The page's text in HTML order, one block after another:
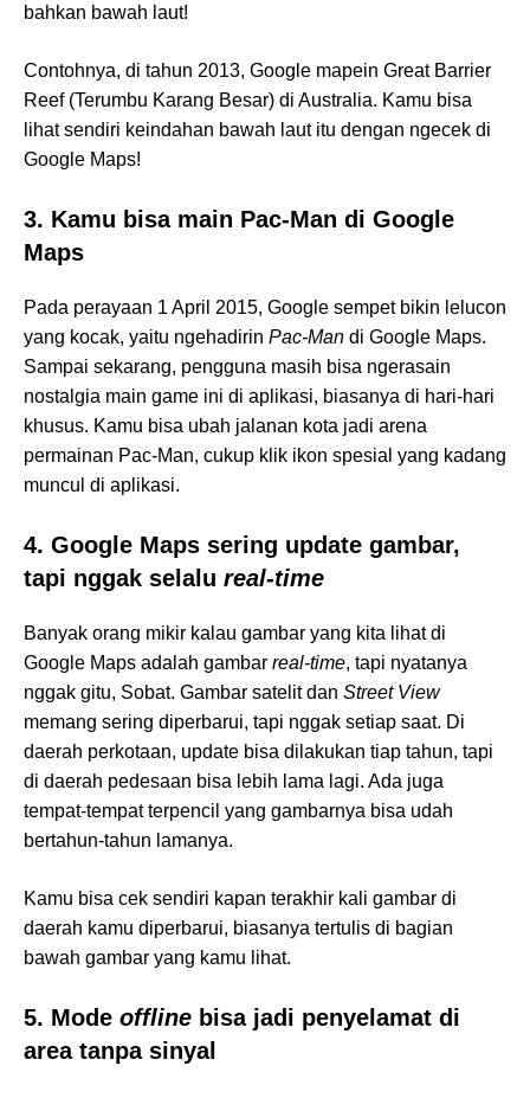
bahkan bawah laut!
Contohnya, di tahun 2013, Google mapein Great Barrier
Reef (Terumbu Karang Besar) di Australia. Kamu bisa
lihat sendiri keindahan bawah laut itu dengan ngecek di
Google Maps!
3. Kamu bisa main Pac-Man di Google
Maps
Pada perayaan 1 April 2015, Google sempet bikin lelucon
yang kocak, yaitu ngehadirin Pac-Man di Google Maps.
Sampai sekarang, pengguna masih bisa ngerasain
nostalgia main game ini di aplikasi, biasanya di hari-hari
khusus. Kamu bisa ubah jalanan kota jadi arena
permainan Pac-Man, cukup klik ikon spesial yang kadang
muncul di aplikasi.
4. Google Maps sering update gambar,
tapi nggak selalu real-time
Banyak orang mikir kalau gambar yang kita lihat di
Google Maps adalah gambar real-time, tapi nyatanya
nggak gitu, Sobat. Gambar satelit dan Street View
memang sering diperbarui, tapi nggak setiap saat. Di
daerah perkotaan, update bisa dilakukan tiap tahun, tapi
di daerah pedesaan bisa lebih lama lagi. Ada juga
tempat-tempat terpencil yang gambarnya bisa udah
bertahun-tahun lamanya.
Kamu bisa cek sendiri kapan terakhir kali gambar di
daerah kamu diperbarui, biasanya tertulis di bagian
bawah gambar yang kamu lihat.
5. Mode offline bisa jadi penyelamat di
area tanpa sinyal